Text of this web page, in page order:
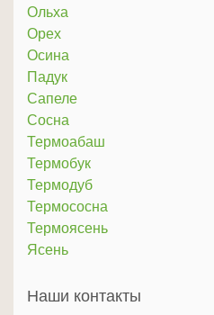
Ольха
Орех
Осина
Падук
Сапеле
Сосна
Термоабаш
Термобук
Термодуб
Термососна
Термоясень
Ясень
Наши контакты